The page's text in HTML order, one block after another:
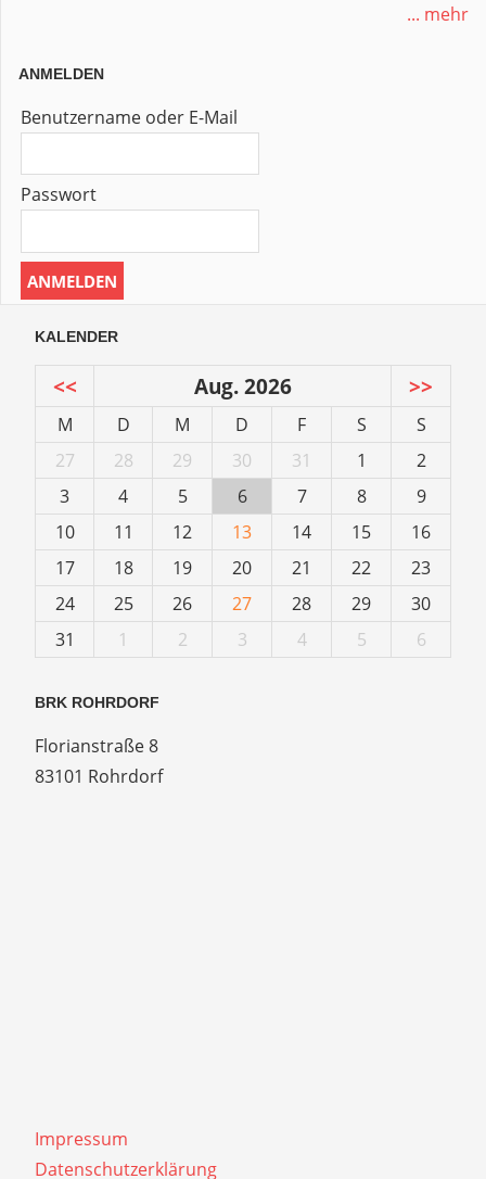
... mehr
ANMELDEN
Benutzername oder E-Mail
Passwort
KALENDER
<< Aug. 2026 >>
M D M D F S
S
27
28 29 30 31 1
2
3
4 5 6 7 8
9
10
11 12 13 14 15
16
17
18 19 20 21 22
23
24
25 26 27 28 29
30
31
1 2 3 4 5 6
BRK ROHRDORF
Florianstraße 8
83101 Rohrdorf
Impressum
Datenschutzerklärung